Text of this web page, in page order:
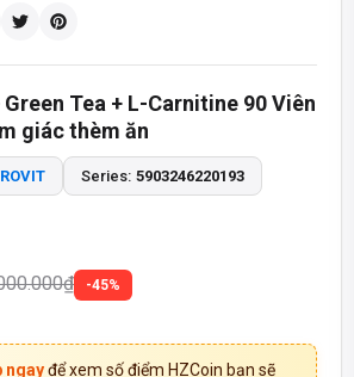
QUA HOTLINE
8:30 - 20:30CHỦ NHẬT:8:30 - 14:00
HÃNG - THANH TOÁN KHI NHẬN HÀNG
Tea + L-Carnitine 90 Viên
giác thèm ăn
Series: 5903246220193
-45%
ngayđể xem số điểm HZCoin bạn sẽ